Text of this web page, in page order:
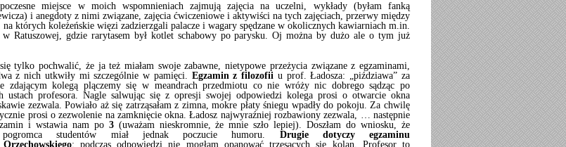
miejsce w moich wspomnieniach zajmują zajęcia na uczelni, wykłady (byłam fanką
i anegdoty z nimi związane, zajęcia ćwiczeniowe i aktywiści na tych zajęciach, przerwy między
których koleżeńskie więzi zadzierzgali palacze i wagary spędzane w okolicznych kawiarniach m.in.
w Ratuszowej, gdzie rarytasem był kotlet schabowy po parysku. Oj można by dużo ale o tym już
tylko pochwalić, że ja też miałam swoje zabawne, nietypowe przeżycia związane z egzaminami,
z nich utkwiły mi szczególnie w pamięci. Egzamin z filozofii u prof. Ładosza: „piździawa” za
kolegą plączemy się w meandrach przedmiotu co nie wróży nic dobrego sądząc po
ustach profesora. Nagle salwując się z opresji swojej odpowiedzi kolega prosi o otwarcie okna
zezwala. Powiało aż się zatrząsałam z zimna, mokre płaty śniegu wpadły do pokoju. Za chwilę
prosi o zezwolenie na zamknięcie okna. Ładosz najwyraźniej rozbawiony zezwala, … następnie
i wstawia nam po 3(uważam nieskromnie, że mnie szło lepiej). Doszłam do wniosku, że
pogromca studentów miał jednak poczucie humoru. Drugie dotyczy egzaminu
: podczas odpowiedzi nie mogłam opanować trzęsących się kolan. Profesor to